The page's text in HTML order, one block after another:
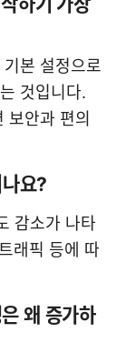
본 설정으로
것입니다.
안과 편의
요?
감소가 나타
래픽 등에 따
왜 증가하